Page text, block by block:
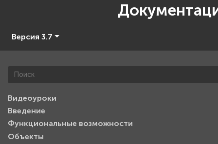
Версия 3.7
Видеоуроки
Введение
Функциональные возможности
Объекты